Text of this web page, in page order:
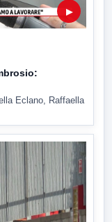
▶
Eclano, Raffaella